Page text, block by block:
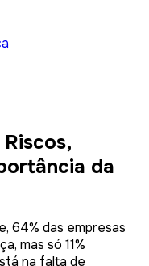
da
64% das empresas
mas só 11%
na falta de